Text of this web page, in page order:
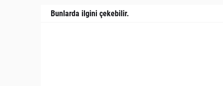
Bunlarda ilgini çekebilir.